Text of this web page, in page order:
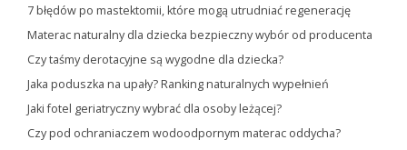
7 błędów po mastektomii, które mogą utrudniać regenerację
Materac naturalny dla dziecka bezpieczny wybór od producenta
Czy taśmy derotacyjne są wygodne dla dziecka?
Jaka poduszka na upały? Ranking naturalnych wypełnień
Jaki fotel geriatryczny wybrać dla osoby leżącej?
Czy pod ochraniaczem wodoodpornym materac oddycha?